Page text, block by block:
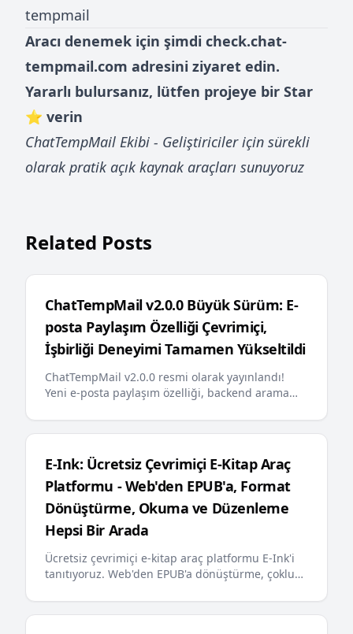
tempmail
Aracı denemek için şimdi check.chat-
tempmail.com adresini ziyaret edin.
Yararlı bulursanız, lütfen projeye bir Star
⭐ verin
ChatTempMail Ekibi - Geliştiriciler için sürekli
olarak pratik açık kaynak araçları sunuyoruz
Related Posts
ChatTempMail v2.0.0 Büyük Sürüm: E-
posta Paylaşım Özelliği Çevrimiçi,
İşbirliği Deneyimi Tamamen Yükseltildi
ChatTempMail v2.0.0 resmi olarak yayınlandı!
Yeni e-posta paylaşım özelliği, backend arama
mesajları, AI dostu llms.txt ve diğer önemli
kullanışlı geçici e-posta deneyimi sunuyor
E-Ink: Ücretsiz Çevrimiçi E-Kitap Araç
Platformu - Web'den EPUB'a, Format
Dönüştürme, Okuma ve Düzenleme
Hepsi Bir Arada
Ücretsiz çevrimiçi e-kitap araç platformu E-Ink'i
tanıtıyoruz. Web'den EPUB'a dönüştürme, çoklu
okuyucuları ve editörleri sunuyor, Kindle, Apple